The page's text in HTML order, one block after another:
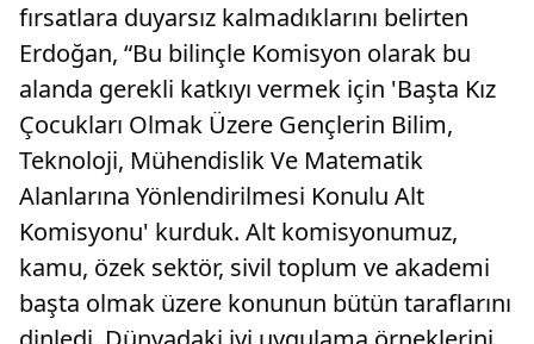
fırsatlara duyarsız kalmadıklarını belirten
Erdoğan, “Bu bilinçle Komisyon olarak bu
alanda gerekli katkıyı vermek için 'Başta Kız
Çocukları Olmak Üzere Gençlerin Bilim,
Teknoloji, Mühendislik Ve Matematik
Alanlarına Yönlendirilmesi Konulu Alt
Komisyonu' kurduk. Alt komisyonumuz,
kamu, özek sektör, sivil toplum ve akademi
başta olmak üzere konunun bütün taraflarını